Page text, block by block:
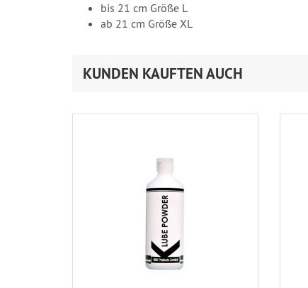
bis 21 cm Größe L
ab 21 cm Größe XL
KUNDEN KAUFTEN AUCH